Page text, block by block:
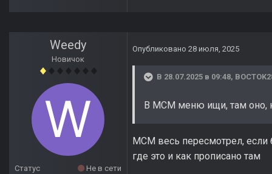
Weedy
Новичок
Статус
Не в сети
Опубликовано 28 июля, 2025
В 28.07.2025 в 09:48,
В MCM меню ищи, там оно,
МСМ весь пересмотрел, если
где это и как прописано там